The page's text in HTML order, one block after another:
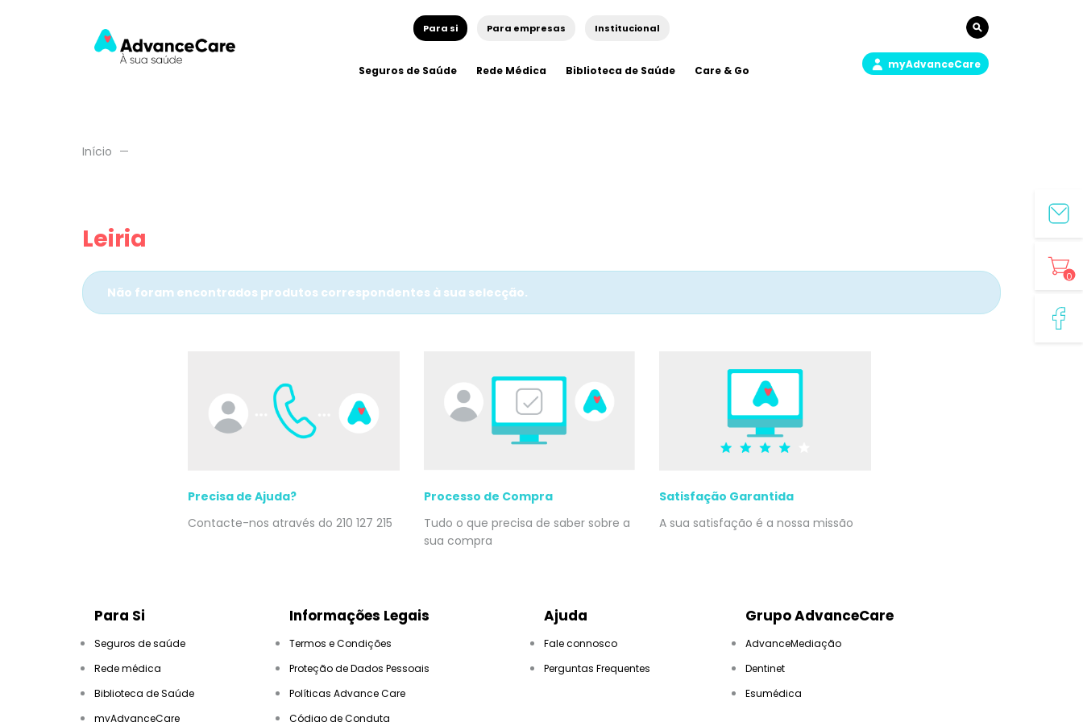
Para si Para empresas Institucional
Seguros de Saúde Rede Médica Biblioteca de Saúde Care & Go myAdvanceCare
Início
Leiria
Não foram encontrados produtos correspondentes à sua selecção.
Precisa de Ajuda?
Contacte-nos através do 210 127 215
Processo de Compra
Tudo o que precisa de saber sobre a
sua compra
Satisfação Garantida
A sua satisfação é a nossa missão
Para Si
Seguros de saúde
Rede médica
Biblioteca de Saúde
myAdvanceCare
Informações Legais
Termos e Condições
Proteção de Dados Pessoais
Políticas Advance Care
Código de Conduta
Ajuda
Fale connosco
Perguntas Frequentes
Grupo AdvanceCare
AdvanceMediação
Dentinet
Esumédica
0